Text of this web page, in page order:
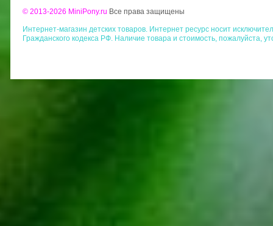
© 2013-2026 MiniPony.ru Все права защищены
Интернет-магазин детских товаров. Интернет ресурс носит
Гражданского кодекса РФ. Наличие товара и стоимость, пожалуйста,